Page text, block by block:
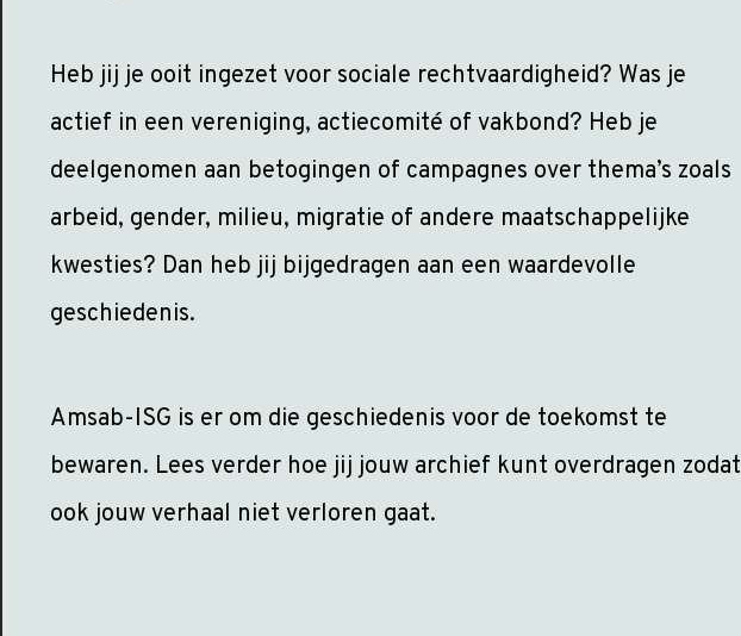
Heb jij je ooit ingezet voor sociale rechtvaardigheid? Was je
actief in een vereniging, actiecomité of vakbond? Heb je
deelgenomen aan betogingen of campagnes over thema’s zoals
arbeid, gender, milieu, migratie of andere maatschappelijke
kwesties? Dan heb jij bijgedragen aan een waardevolle
geschiedenis.
Amsab-ISG is er om die geschiedenis voor de toekomst te
bewaren. Lees verder hoe jij jouw archief kunt overdragen zodat
ook jouw verhaal niet verloren gaat.